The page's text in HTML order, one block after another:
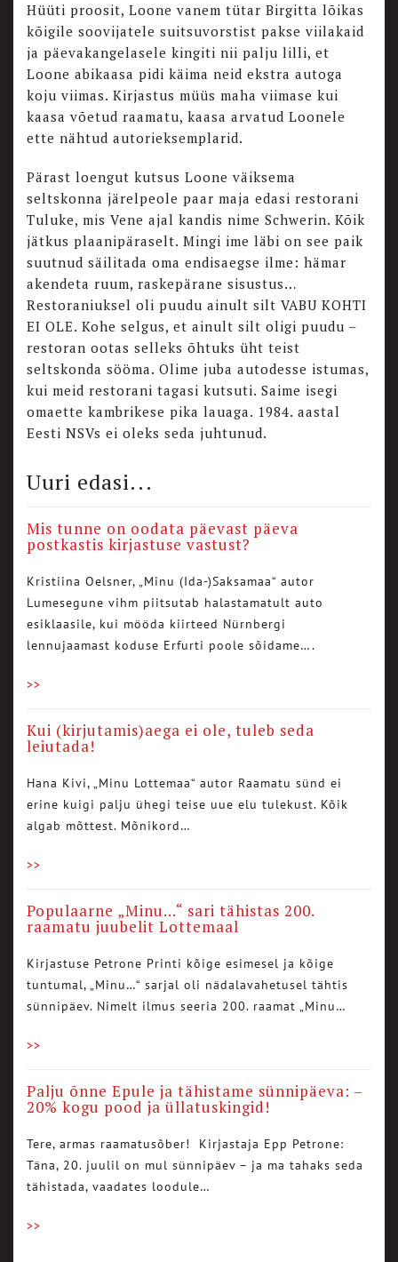
Hüüti proosit, Loone vanem tütar Birgitta lõikas
kõigile soovijatele suitsuvorstist pakse viilakaid
ja päevakangelasele kingiti nii palju lilli, et
Loone abikaasa pidi käima neid ekstra autoga
koju viimas. Kirjastus müüs maha viimase kui
kaasa võetud raamatu, kaasa arvatud Loonele
ette nähtud autorieksemplarid.
Pärast loengut kutsus Loone väiksema
seltskonna järelpeole paar maja edasi restorani
Tuluke, mis Vene ajal kandis nime Schwerin. Kõik
jätkus plaanipäraselt. Mingi ime läbi on see paik
suutnud säilitada oma endisaegse ilme: hämar
akendeta ruum, raskepärane sisustus…
Restoraniuksel oli puudu ainult silt VABU KOHTI
EI OLE. Kohe selgus, et ainult silt oligi puudu –
restoran ootas selleks õhtuks üht teist
seltskonda sööma. Olime juba autodesse istumas,
kui meid restorani tagasi kutsuti. Saime isegi
omaette kambrikese pika lauaga. 1984. aastal
Eesti NSVs ei oleks seda juhtunud.
Uuri edasi...
Mis tunne on oodata päevast päeva
postkastis kirjastuse vastust?
Kristiina Oelsner, „Minu (Ida-)Saksamaa“ autor
Lumesegune vihm piitsutab halastamatult auto
esiklaasile, kui mööda kiirteed Nürnbergi
lennujaamast koduse Erfurti poole sõidame….
>>
Kui (kirjutamis)aega ei ole, tuleb seda
leiutada!
Hana Kivi, „Minu Lottemaa“ autor Raamatu sünd ei
erine kuigi palju ühegi teise uue elu tulekust. Kõik
algab mõttest. Mõnikord…
>>
Populaarne „Minu…“ sari tähistas 200.
raamatu juubelit Lottemaal
Kirjastuse Petrone Printi kõige esimesel ja kõige
tuntumal, „Minu…“ sarjal oli nädalavahetusel tähtis
sünnipäev. Nimelt ilmus seeria 200. raamat „Minu…
>>
Palju õnne Epule ja tähistame sünnipäeva: –
20% kogu pood ja üllatuskingid!
Tere, armas raamatusõber! Kirjastaja Epp Petrone:
Täna, 20. juulil on mul sünnipäev – ja ma tahaks seda
tähistada, vaadates loodule…
>>